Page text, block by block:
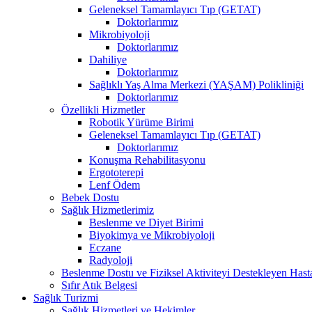
Geleneksel Tamamlayıcı Tıp (GETAT)
Doktorlarımız
Mikrobiyoloji
Doktorlarımız
Dahiliye
Doktorlarımız
Sağlıklı Yaş Alma Merkezi (YAŞAM) Polikliniği
Doktorlarımız
Özellikli Hizmetler
Robotik Yürüme Birimi
Geleneksel Tamamlayıcı Tıp (GETAT)
Doktorlarımız
Konuşma Rehabilitasyonu
Ergototerepi
Lenf Ödem
Bebek Dostu
Sağlık Hizmetlerimiz
Beslenme ve Diyet Birimi
Biyokimya ve Mikrobiyoloji
Eczane
Radyoloji
Beslenme Dostu ve Fiziksel Aktiviteyi Destekleyen
Sıfır Atık Belgesi
Sağlık Turizmi